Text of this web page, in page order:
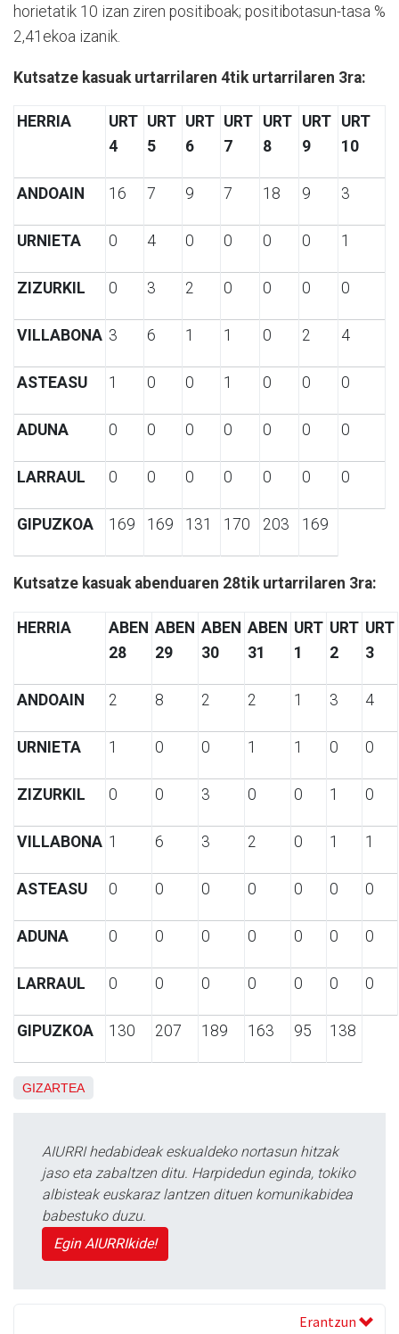
horietatik 10 izan ziren positiboak; positibotasun-tasa %
2,41ekoa izanik.
Kutsatze kasuak urtarrilaren 4tik urtarrilaren 3ra:
HERRIA
URT
4
URT
5
URT
6
URT
7
URT
8
URT
9
URT
10
ANDOAIN 16 7 9 7 18 9 3
URNIETA 0 4 0 0 0 0 1
ZIZURKIL 0 3 2 0 0 0 0
VILLABONA 3 6 1 1 0 2 4
ASTEASU 1 0 0 1 0 0 0
ADUNA 0 0 0 0 0 0 0
LARRAUL 0 0 0 0 0 0 0
GIPUZKOA 169 169 131 170 203 169
Kutsatze kasuak abenduaren 28tik urtarrilaren 3ra:
HERRIA
ABEN
28
ABEN
29
ABEN
30
ABEN
31
URT
1
URT
2
URT
3
ANDOAIN 2 8 2 2 1 3 4
URNIETA 1 0 0 1 1 0 0
ZIZURKIL 0 0 3 0 0 1 0
VILLABONA 1 6 3 2 0 1 1
ASTEASU 0 0 0 0 0 0 0
ADUNA 0 0 0 0 0 0 0
LARRAUL 0 0 0 0 0 0 0
GIPUZKOA 130 207 189 163 95 138
GIZARTEA
AIURRI hedabideak eskualdeko nortasun hitzak
jaso eta zabaltzen ditu. Harpidedun eginda, tokiko
albisteak euskaraz lantzen dituen komunikabidea
babestuko duzu.
Egin AIURRIkide!
Erantzun